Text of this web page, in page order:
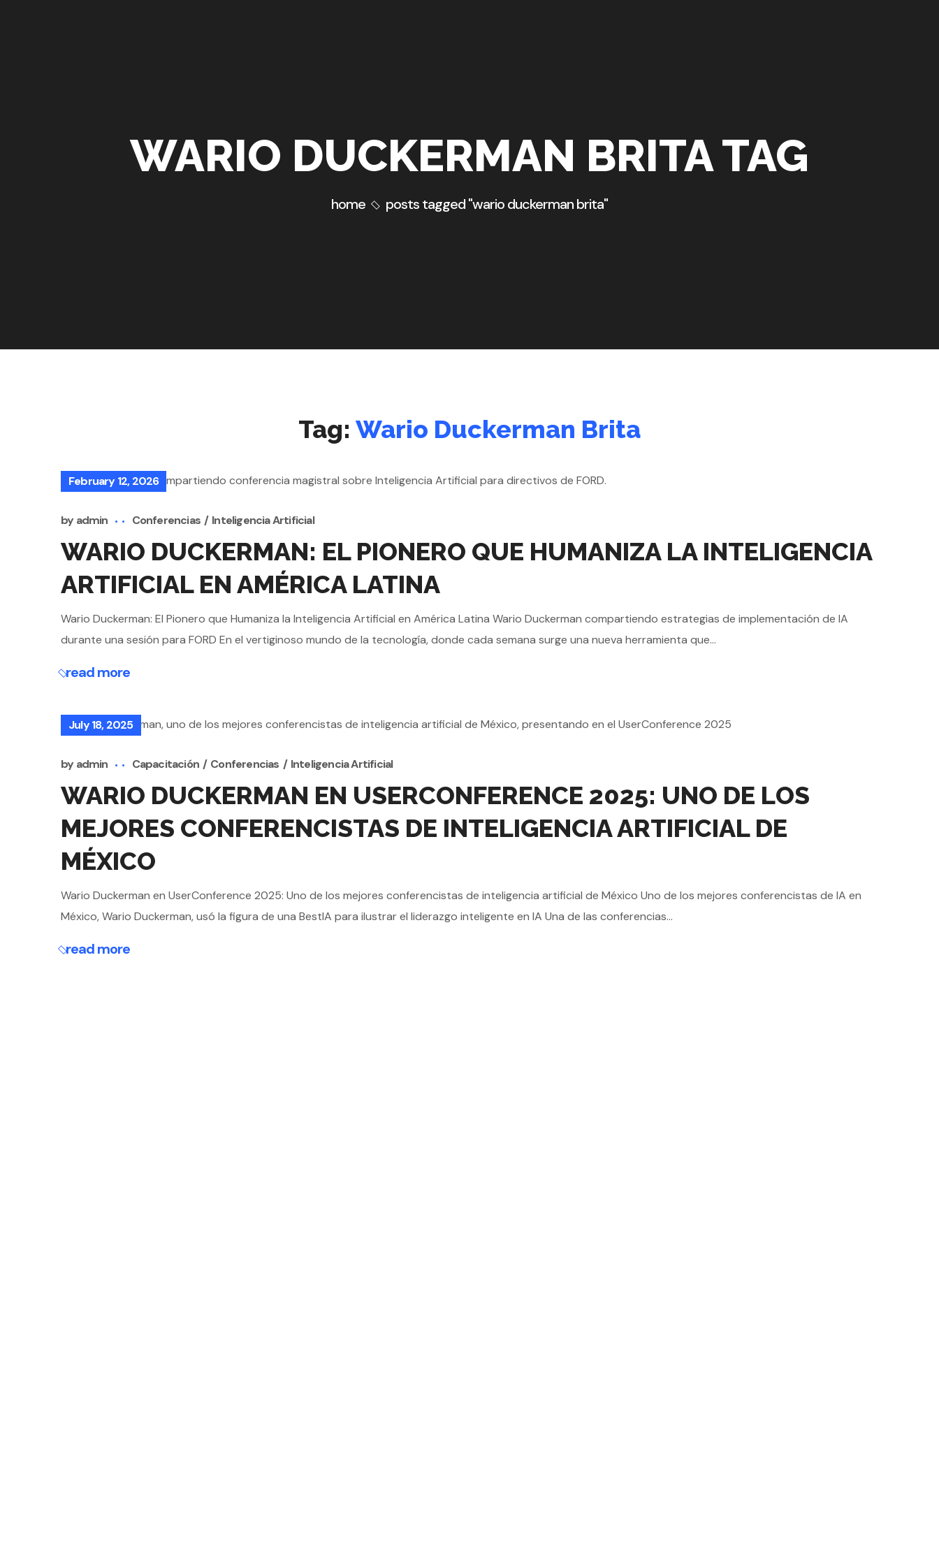
WARIO DUCKERMAN BRITA TAG
home posts tagged "wario duckerman brita"
Tag: Wario Duckerman Brita
February 12, 2026
by admin Conferencias Inteligencia Artificial
WARIO DUCKERMAN: EL PIONERO QUE HUMANIZA LA INTELIGENCIA
ARTIFICIAL EN AMÉRICA LATINA
Wario Duckerman: El Pionero que Humaniza la Inteligencia Artificial en América Latina Wario Duckerman compartiendo estrategias de implementación de IA
durante una sesión para FORD En el vertiginoso mundo de la tecnología, donde cada semana surge una nueva herramienta que...
read more
July 18, 2025
by admin Capacitación Conferencias Inteligencia Artificial
WARIO DUCKERMAN EN USERCONFERENCE 2025: UNO DE LOS
MEJORES CONFERENCISTAS DE INTELIGENCIA ARTIFICIAL DE
MÉXICO
Wario Duckerman en UserConference 2025: Uno de los mejores conferencistas de inteligencia artificial de México Uno de los mejores conferencistas de IA en
México, Wario Duckerman, usó la figura de una BestIA para ilustrar el liderazgo inteligente en IA Una de las conferencias...
read more